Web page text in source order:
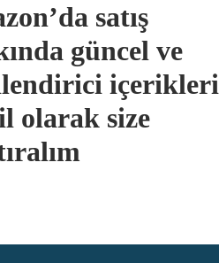
satış
güncel ve
içerikleri
olarak size